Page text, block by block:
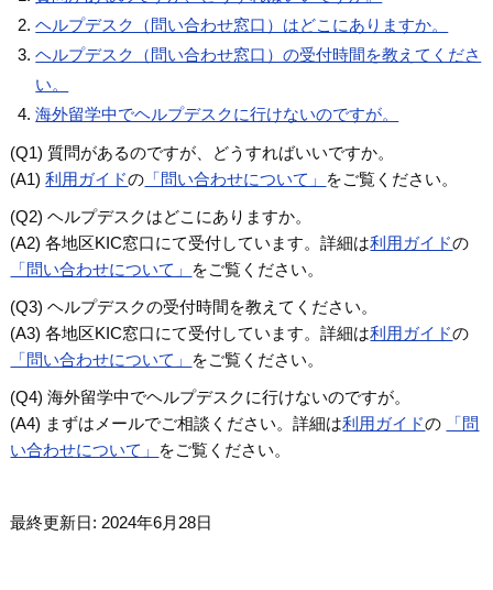
ヘルプデスク（問い合わせ窓口）はどこにありますか。
ヘルプデスク（問い合わせ窓口）の受付時間を教えてくださ
い。
海外留学中でヘルプデスクに行けないのですが。
(Q1) 質問があるのですが、どうすればいいですか。
(A1)利用ガイドの 「問い合わせについて」 をご覧ください。
(Q2) ヘルプデスクはどこにありますか。
(A2) 各地区KIC窓口にて受付しています。詳細は利用ガイドの
「問い合わせについて」 をご覧ください。
(Q3) ヘルプデスクの受付時間を教えてください。
(A3) 各地区KIC窓口にて受付しています。詳細は利用ガイドの
「問い合わせについて」 をご覧ください。
(Q4) 海外留学中でヘルプデスクに行けないのですが。
(A4) まずはメールでご相談ください。詳細は利用ガイドの
「問
い合わせについて」 をご覧ください。
最終更新日: 2024年6月28日